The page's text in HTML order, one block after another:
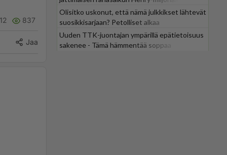
12 837
Jaa
Olisitko uskonut, että nämä julkkikset lähtevät
suosikkisarjaan? Petolliset alkaa
jättiyllätyksellä
Uuden TTK-juontajan ympärillä epätietoisuus
sakenee - Tämä hämmentää soppaa